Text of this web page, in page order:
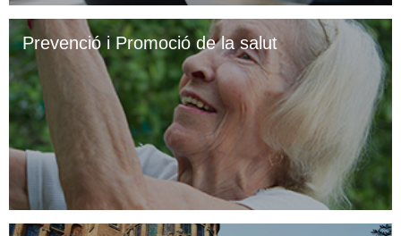
Prevenció i Promoció de la salut